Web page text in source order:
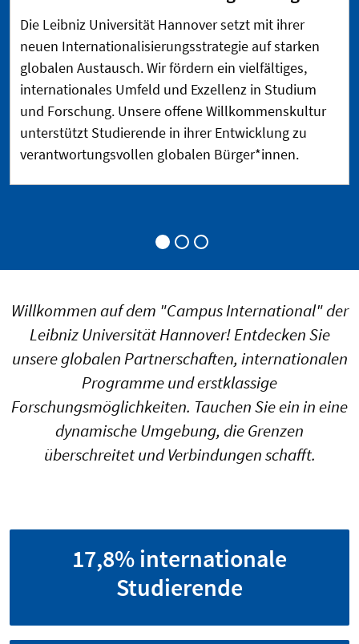
Die Leibniz Universität Hannover setzt mit ihrer
neuen Internationalisierungsstrategie auf starken
globalen Austausch. Wir fördern ein vielfältiges,
internationales Umfeld und Exzellenz in Studium
und Forschung. Unsere offene Willkommenskultur
unterstützt Studierende in ihrer Entwicklung zu
verantwortungsvollen globalen Bürger*innen.
Willkommen auf dem "Campus International" der
Leibniz Universität Hannover! Entdecken Sie
unsere globalen Partnerschaften, internationalen
Programme und erstklassige
Forschungsmöglichkeiten. Tauchen Sie ein in eine
dynamische Umgebung, die Grenzen
überschreitet und Verbindungen schafft.
17,8% internationale
Studierende